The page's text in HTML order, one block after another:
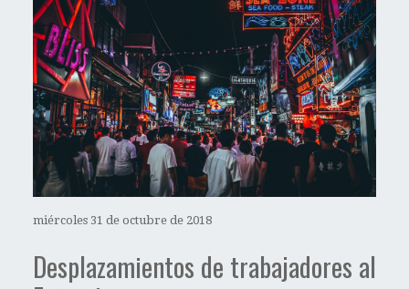
miércoles 31 de octubre de 2018
Desplazamientos de trabajadores al